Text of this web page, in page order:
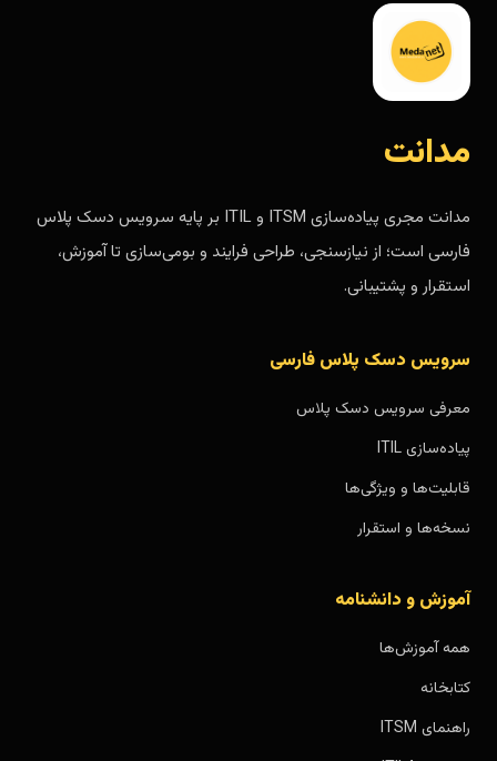
مدانت
مدانت مجری پیاده‌سازی ITSM و ITIL بر پایه سرویس دسک پلاس
فارسی است؛ از نیازسنجی، طراحی فرایند و بومی‌سازی تا آموزش،
استقرار و پشتیبانی.
سرویس دسک پلاس فارسی
معرفی سرویس دسک پلاس
پیاده‌سازی ITIL
قابلیت‌ها و ویژگی‌ها
نسخه‌ها و استقرار
آموزش و دانشنامه
همه آموزش‌ها
کتابخانه
راهنمای ITSM